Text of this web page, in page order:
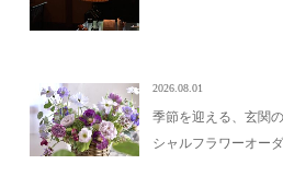
2026.08.01
季節を迎える、玄関
シャルフラワーオー